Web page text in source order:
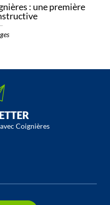
: une première
Coignières